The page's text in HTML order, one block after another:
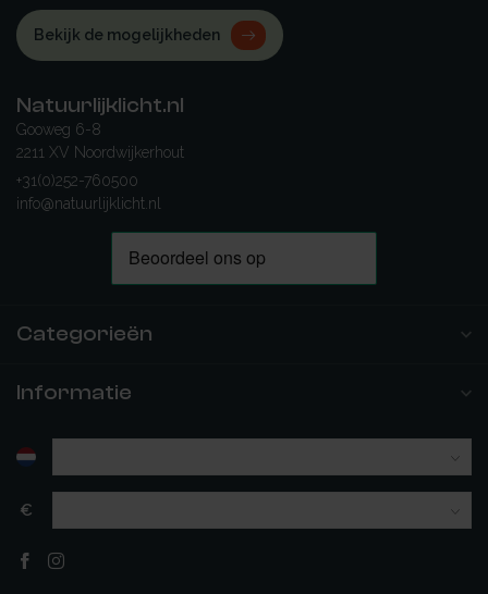
Bekijk de mogelijkheden
Natuurlijklicht.nl
Gooweg 6-8
2211 XV Noordwijkerhout
+31(0)252-760500
info@natuurlijklicht.nl
Categorieën
Informatie
€